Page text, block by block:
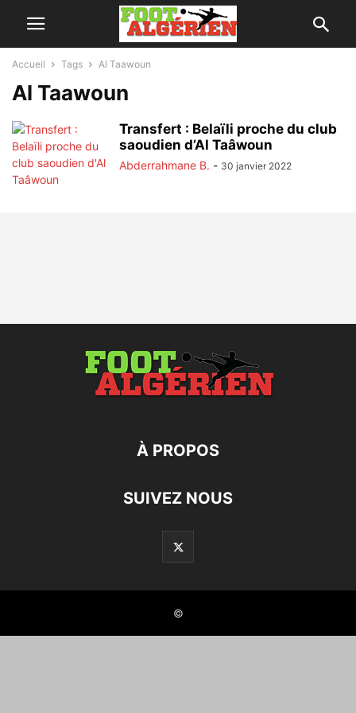
Accueil Tags Al Taawoun
Al Taawoun
Transfert : Belaïli proche du club
saoudien d’Al Taâwoun
Abderrahmane B. - 30 janvier 2022
À PROPOS
SUIVEZ NOUS
©